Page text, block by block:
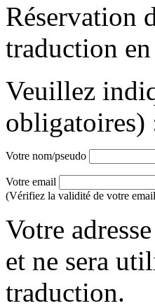
Réservation
traduction
Veuillez
obligatoires)
Votre nom/pseudo
Votre email
(Vérifiez la validité de votre
Votre
et ne sera
traduction.